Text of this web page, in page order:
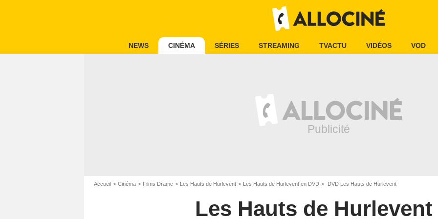
NEWS CINÉMA SÉRIES STREAMING TVACTU VIDÉOS VOD
Accueil Cinéma Films Drame Les Hauts de Hurlevent Les Hauts de Hurlevent en DVD DVD Les Hauts de Hurlevent
Les Hauts de Hurlevent